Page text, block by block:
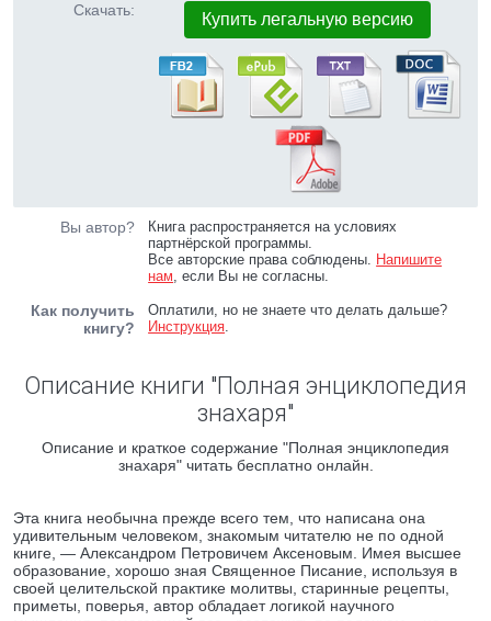
Скачать: Купить легальную версию
Вы автор?
Книга распространяется на условиях
партнёрской программы.
Все авторские права соблюдены. Напишите
нам, если Вы не согласны.
Как получить
книгу?
Оплатили, но не знаете что делать дальше?
Инструкция.
Описание книги "Полная энциклопедия
знахаря"
Описание и краткое содержание "Полная энциклопедия
знахаря" читать бесплатно онлайн.
Эта книга необычна прежде всего тем, что написана она
удивительным человеком, знакомым читателю не по одной
книге, — Александром Петровичем Аксеновым. Имея высшее
образование, хорошо зная Священное Писание, используя в
своей целительской практике молитвы, старинные рецепты,
приметы, поверья, автор обладает логикой научного